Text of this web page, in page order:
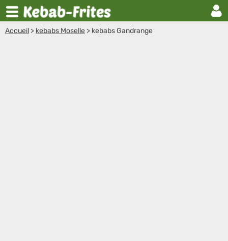
Accueil > kebabs Moselle > kebabs Gandrange